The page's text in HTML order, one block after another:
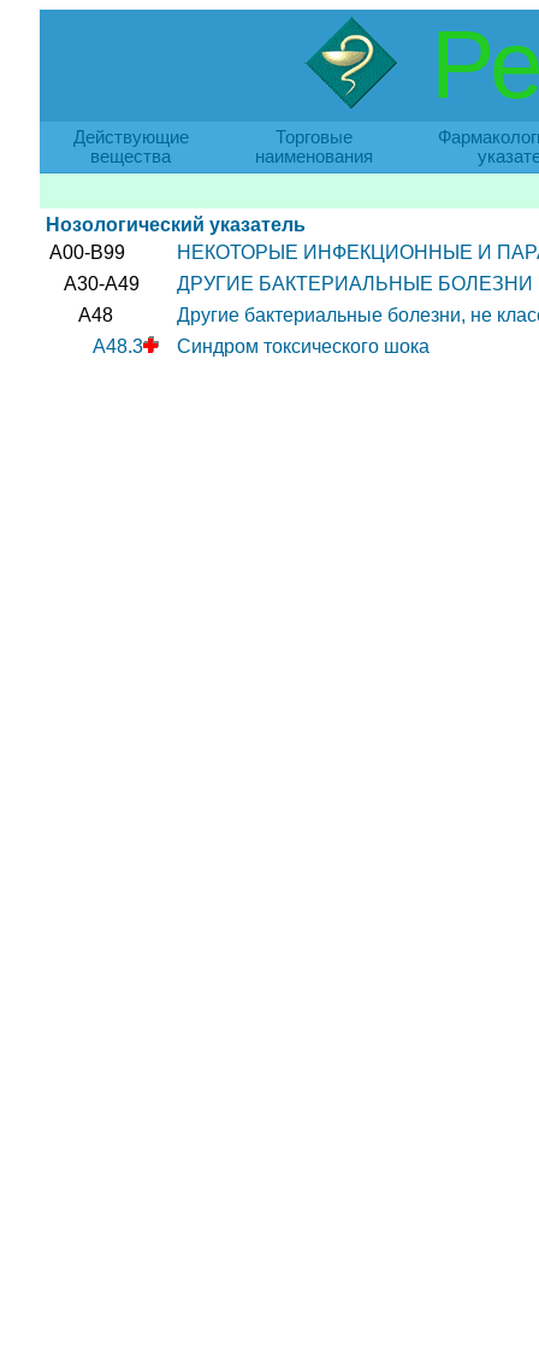
Действующие
вещества
Торговые
наименования
Нозологический указатель
A00-B99
НЕКОТОРЫЕ ИНФЕКЦИОННЫЕ И
A30-A49
ДРУГИЕ БАКТЕРИАЛЬНЫЕ БОЛЕЗНИ
A48
Другие бактериальные болезни, не
A48.3
Синдром токсического шока